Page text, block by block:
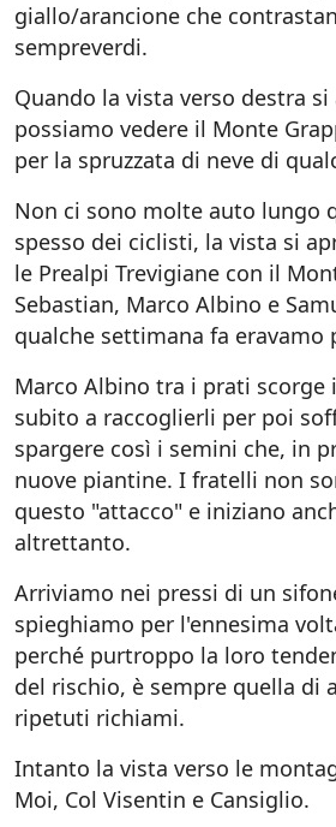
giallo/arancione che
sempreverdi.
Quando la vista verso destra
possiamo vedere il Monte
per la spruzzata di neve di
Non ci sono molte auto lungo
spesso dei ciclisti, la vista si
le Prealpi Trevigiane con il
Sebastian, Marco Albino e
qualche settimana fa eravamo
Marco Albino tra i prati scorge
subito a raccoglierli per poi
spargere così i semini che, in
nuove piantine. I fratelli non
questo "attacco" e iniziano
altrettanto.
Arriviamo nei pressi di un
spieghiamo per l'ennesima
perché purtroppo la loro
del rischio, è sempre quella di
ripetuti richiami.
Intanto la vista verso le
Moi, Col Visentin e Cansiglio.